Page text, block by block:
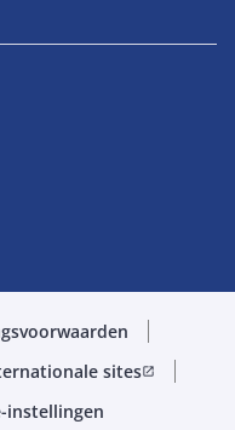
sitesopen_in_new
instellingen